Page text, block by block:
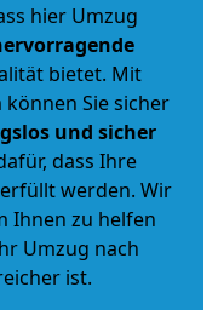
hier Umzug
bietet. Mit
Sie sicher
und sicher
dass Ihre
werden. Wir
Ihnen zu helfen
Umzug nach
ist.